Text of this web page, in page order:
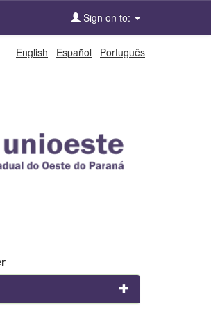
Sign on to:
English Español Português